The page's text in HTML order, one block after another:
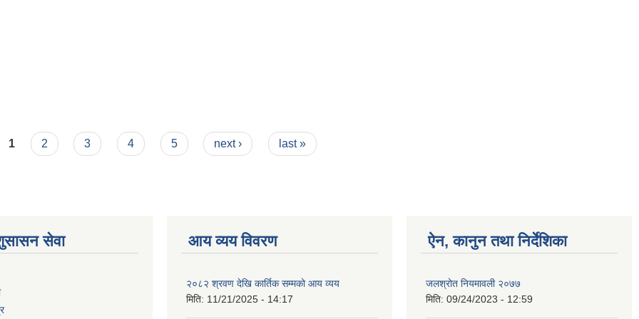
1 2 3 4 5 next › last »
सेवा आय व्यय विवरण
२०८२ श्रवण देखि कार्तिक सम्मको आय व्यय
मिति: 11/21/2025 - 14:17
ऐन, कानुन तथा निर्देशिका
जलश्रोत नियमावली २०७७
मिति: 09/24/2023 - 12:59